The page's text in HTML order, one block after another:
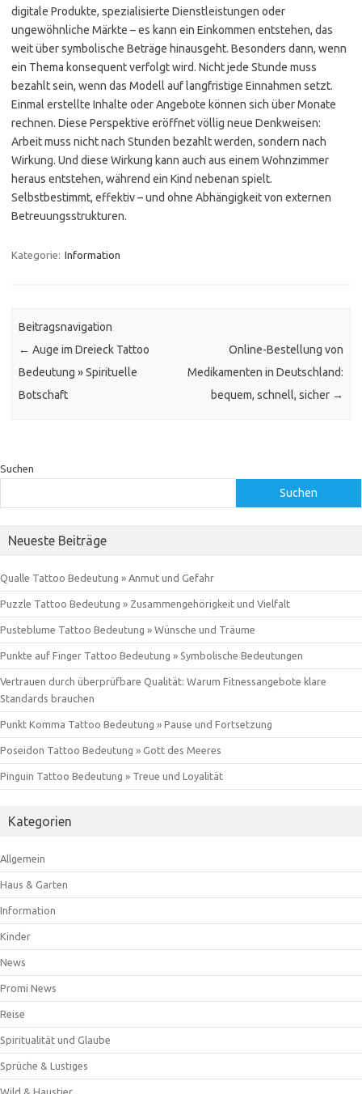
digitale Produkte, spezialisierte Dienstleistungen oder
ungewöhnliche Märkte – es kann ein Einkommen entstehen, das
weit über symbolische Beträge hinausgeht. Besonders dann, wenn
ein Thema konsequent verfolgt wird. Nicht jede Stunde muss
bezahlt sein, wenn das Modell auf langfristige Einnahmen setzt.
Einmal erstellte Inhalte oder Angebote können sich über Monate
rechnen. Diese Perspektive eröffnet völlig neue Denkweisen:
Arbeit muss nicht nach Stunden bezahlt werden, sondern nach
Wirkung. Und diese Wirkung kann auch aus einem Wohnzimmer
heraus entstehen, während ein Kind nebenan spielt.
Selbstbestimmt, effektiv – und ohne Abhängigkeit von externen
Betreuungsstrukturen.
Kategorie: Information
Beitragsnavigation
← Auge im Dreieck Tattoo
Bedeutung » Spirituelle
Botschaft
Online-Bestellung von
Medikamenten in Deutschland:
bequem, schnell, sicher →
Suchen
Suchen
Neueste Beiträge
Qualle Tattoo Bedeutung » Anmut und Gefahr
Puzzle Tattoo Bedeutung » Zusammengehörigkeit und Vielfalt
Pusteblume Tattoo Bedeutung » Wünsche und Träume
Punkte auf Finger Tattoo Bedeutung » Symbolische Bedeutungen
Vertrauen durch überprüfbare Qualität: Warum Fitnessangebote klare
Standards brauchen
Punkt Komma Tattoo Bedeutung » Pause und Fortsetzung
Poseidon Tattoo Bedeutung » Gott des Meeres
Pinguin Tattoo Bedeutung » Treue und Loyalität
Kategorien
Allgemein
Haus & Garten
Information
Kinder
News
Promi News
Reise
Spiritualität und Glaube
Sprüche & Lustiges
Wild & Haustier